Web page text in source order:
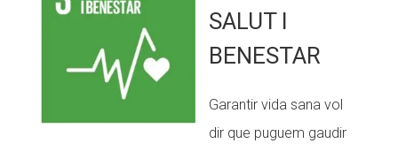
SALUT I
BENESTAR
Garantir vida sana vol
dir que puguem gaudir